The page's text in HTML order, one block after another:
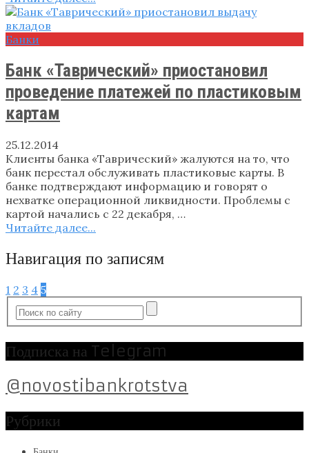
Банки
Банк «Таврический» приостановил
проведение платежей по пластиковым
картам
25.12.2014
Клиенты банка «Таврический» жалуются на то, что
банк перестал обслуживать пластиковые карты. В
банке подтверждают информацию и говорят о
нехватке операционной ликвидности. Проблемы с
картой начались с 22 декабря, …
Читайте далее...
Навигация по записям
1 2 3 4 5
Подписка на Telegram
@novostibankrotstva
Рубрики